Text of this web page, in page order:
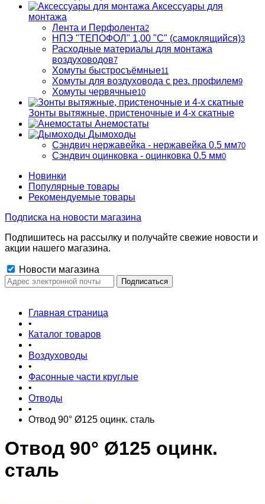
Аксессуары для
монтажа
Лента и Перфолента2
НПЭ "ТЕПОФОЛ" 1,00 "С" (самоклящийся)3
Расходные материалы для монтажа
воздуховодов7
Хомуты быстросъёмные11
Хомуты для воздуховода с рез. профилем9
Хомуты червячные10
Зонты вытяжные, пристеночные и 4-х скатные
Анемостаты
Дымоходы
Сэндвич нержавейка - нержавейка 0.5 мм70
Сэндвич оцинковка - оцинковка 0.5 мм0
Новинки
Популярные товары
Рекомендуемые товары
Подписка на новости магазина
Подпишитесь на рассылку и получайте свежие новости и
акции нашего магазина.
Новости магазина
Главная страница
•
Каталог товаров
•
Воздуховоды
•
Фасонные части круглые
•
Отводы
•
Отвод 90° Ø125 оцинк. сталь
Отвод 90° Ø125 оцинк.
сталь